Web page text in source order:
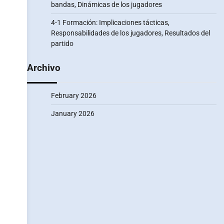
bandas, Dinámicas de los jugadores
4-1 Formación: Implicaciones tácticas,
Responsabilidades de los jugadores, Resultados del
partido
Archivo
February 2026
January 2026